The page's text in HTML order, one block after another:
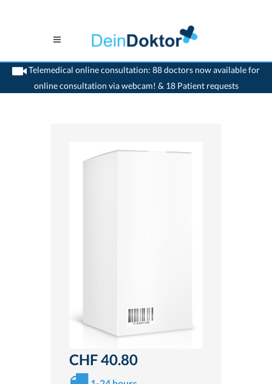
Telemedical online consultation: 88 doctors now available for
online consultation via webcam! & 18 Patient requests
>Home>medikamente-online>Melisana Klosterfrau® Melissengeist (107.07 mg)
CHF 40.80